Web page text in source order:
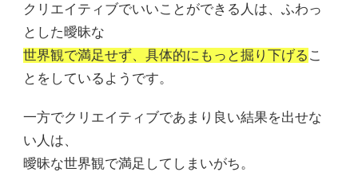
クリエイティブでいいことができる人は、ふわっ
とした曖昧な
世界観で満足せず、具体的にもっと掘り下げる こ
とをしているようです。
一方でクリエイティブであまり良い結果を出せな
い人は、
曖昧な世界観で満足してしまいがち。